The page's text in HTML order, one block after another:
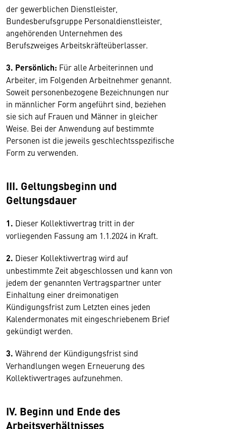
der gewerblichen Dienstleister,
Bundesberufsgruppe Personaldienstleister,
angehörenden Unternehmen des
Berufszweiges Arbeitskräfteüberlasser.
3. Persönlich: Für alle Arbeiterinnen und
Arbeiter, im Folgenden Arbeitnehmer genannt.
Soweit personenbezogene Bezeichnungen nur
in männlicher Form angeführt sind, beziehen
sie sich auf Frauen und Männer in gleicher
Weise. Bei der Anwendung auf bestimmte
Personen ist die jeweils geschlechtsspezifische
Form zu verwenden.
III. Geltungsbeginn und
Geltungsdauer
1. Dieser Kollektivvertrag tritt in der
vorliegenden Fassung am 1.1.2024 in Kraft.
2. Dieser Kollektivvertrag wird auf
unbestimmte Zeit abgeschlossen und kann von
jedem der genannten Vertragspartner unter
Einhaltung einer dreimonatigen
Kündigungsfrist zum Letzten eines jeden
Kalendermonates mit eingeschriebenem Brief
gekündigt werden.
3. Während der Kündigungsfrist sind
Verhandlungen wegen Erneuerung des
Kollektivvertrages aufzunehmen.
IV. Beginn und Ende des
Arbeitsverhältnisses